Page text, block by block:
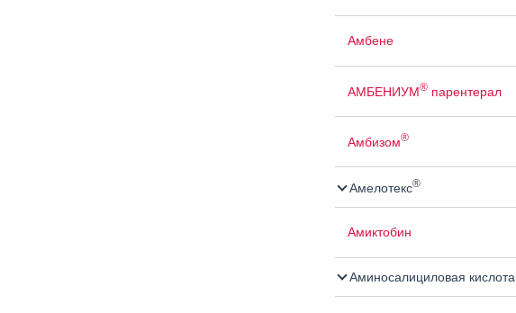
Амбене
АМБЕНИУМ®парентерал
Амбизом®
Амелотекс®
Амиктобин
Аминосалициловая кислота